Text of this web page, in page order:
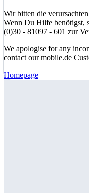
Wir bitten die
Wenn Du Hilfe benötigst,
(0)30 - 81097 - 601 zur
We apologise for any
contact our mobile.de
Homepage